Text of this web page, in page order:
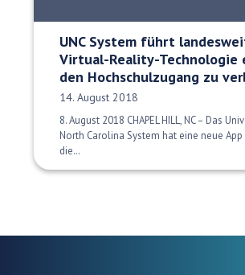
UNC System führt
Virtual-Reality-Technologie
den Hochschulzugang zu
Veröffentlichungsdatum:
14. August 2018
8. August 2018 CHAPEL HILL, NC – Das
North Carolina System hat eine neue
die…